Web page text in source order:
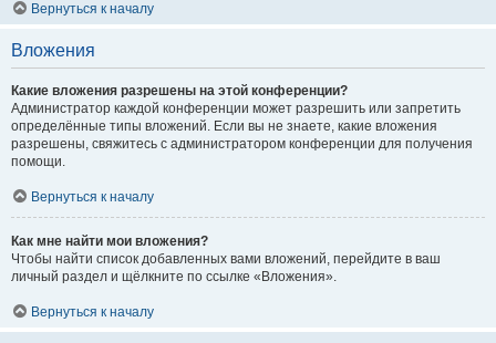
Вернуться к началу
Вложения
Какие вложения разрешены на этой конференции?
Администратор каждой конференции может разрешить или запретить
определённые типы вложений. Если вы не знаете, какие вложения
разрешены, свяжитесь с администратором конференции для получения
помощи.
Вернуться к началу
Как мне найти мои вложения?
Чтобы найти список добавленных вами вложений, перейдите в ваш
личный раздел и щёлкните по ссылке «Вложения».
Вернуться к началу